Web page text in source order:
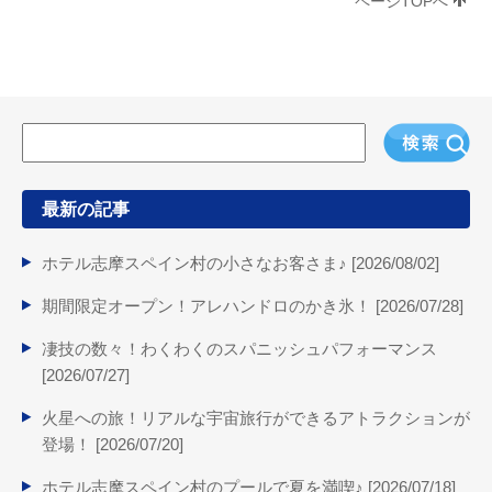
最新の記事
ホテル志摩スペイン村の小さなお客さま♪ [2026/08/02]
期間限定オープン！アレハンドロのかき氷！ [2026/07/28]
凄技の数々！わくわくのスパニッシュパフォーマンス
[2026/07/27]
火星への旅！リアルな宇宙旅行ができるアトラクションが
登場！ [2026/07/20]
ホテル志摩スペイン村のプールで夏を満喫♪ [2026/07/18]